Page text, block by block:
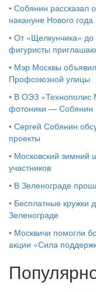
• Собянин рассказал
накануне Нового года
• От «Щелкунчика»
фигуристы
• Мэр Москвы
Профсоюзной улицы
• В ОЭЗ «Технополис
фотоники — Собянин
• Сергей Собянин
проекты
• Московский зимний
участников
• В Зеленограде
• Бесплатные кружки
Зеленограде
• Москвичи помогли
акции «Сила